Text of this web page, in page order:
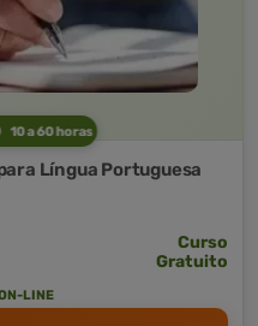
10 a 60 horas
Língua Portuguesa
Curso
Gratuito
LINE